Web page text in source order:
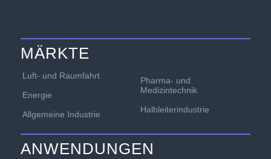
MÄRKTE
Luft- und Raumfahrt
Energie
Allgemeine Industrie
Pharma- und
Medizintechnik
Halbleiterindustrie
ANWENDUNGEN